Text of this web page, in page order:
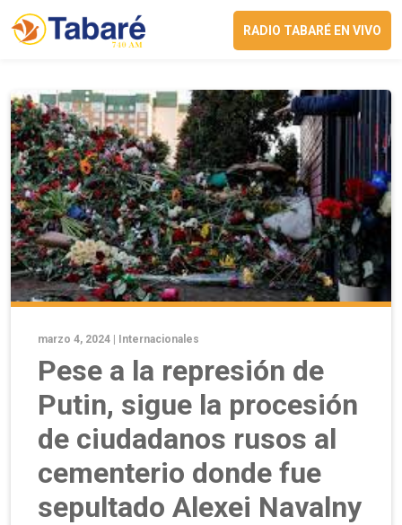
RADIO TABARÉ EN VIVO
marzo 4, 2024 | Internacionales
Pese a la represión de
Putin, sigue la procesión
de ciudadanos rusos al
cementerio donde fue
sepultado Alexei Navalny